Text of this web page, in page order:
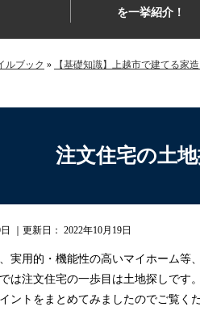
を一挙紹介！
ルブック » 【基礎知識】上越市で建てる家造
注文住宅の土
｜更新日： 2022年10月19日
実用的・機能性の高いマイホーム
は注文住宅の一歩目は土地探しです
ントをまとめてみましたのでご覧くだ